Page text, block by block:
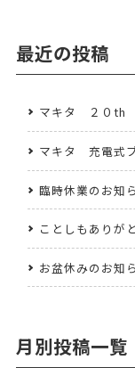
最近の投稿
マキタ ２０th
マキタ 充電式
臨時休業のお知
ことしもありが
お盆休みのお知
月別投稿一覧